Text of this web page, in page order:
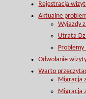
Rejestracja wizyt
Aktualne
Wyjazdy
Utrata
Problemy
Odwołanie
Warto
Migracja
Migracja